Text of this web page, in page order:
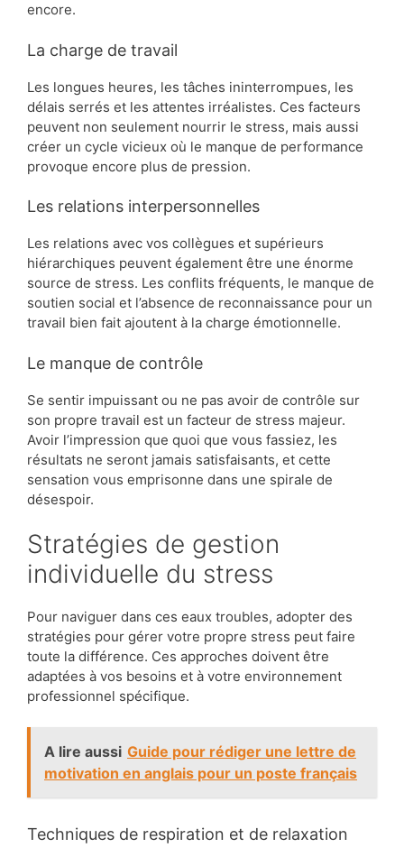
encore.
La charge de travail
Les longues heures, les tâches ininterrompues, les
délais serrés et les attentes irréalistes. Ces facteurs
peuvent non seulement nourrir le stress, mais aussi
créer un cycle vicieux où le manque de performance
provoque encore plus de pression.
Les relations interpersonnelles
Les relations avec vos collègues et supérieurs
hiérarchiques peuvent également être une énorme
source de stress. Les conflits fréquents, le manque de
soutien social et l’absence de reconnaissance pour un
travail bien fait ajoutent à la charge émotionnelle.
Le manque de contrôle
Se sentir impuissant ou ne pas avoir de contrôle sur
son propre travail est un facteur de stress majeur.
Avoir l’impression que quoi que vous fassiez, les
résultats ne seront jamais satisfaisants, et cette
sensation vous emprisonne dans une spirale de
désespoir.
Stratégies de gestion
individuelle du stress
Pour naviguer dans ces eaux troubles, adopter des
stratégies pour gérer votre propre stress peut faire
toute la différence. Ces approches doivent être
adaptées à vos besoins et à votre environnement
professionnel spécifique.
A lire aussi Guide pour rédiger une lettre de
motivation en anglais pour un poste français
Techniques de respiration et de relaxation